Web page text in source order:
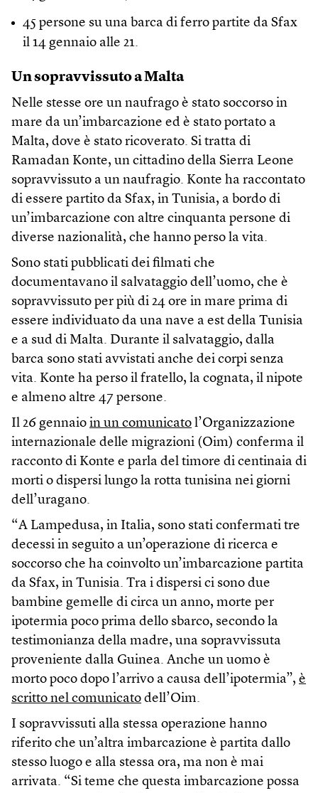
45 persone su una barca di ferro partite da Sfax
il 14 gennaio alle 21.
Un sopravvissuto a Malta
Nelle stesse ore un naufrago è stato soccorso in
mare da un’imbarcazione ed è stato portato a
Malta, dove è stato ricoverato. Si tratta di
Ramadan Konte, un cittadino della Sierra Leone
sopravvissuto a un naufragio. Konte ha raccontato
di essere partito da Sfax, in Tunisia, a bordo di
un’imbarcazione con altre cinquanta persone di
diverse nazionalità, che hanno perso la vita.
Sono stati pubblicati dei filmati che
documentavano il salvataggio dell’uomo, che è
sopravvissuto per più di 24 ore in mare prima di
essere individuato da una nave a est della Tunisia
e a sud di Malta. Durante il salvataggio, dalla
barca sono stati avvistati anche dei corpi senza
vita. Konte ha perso il fratello, la cognata, il nipote
e almeno altre 47 persone.
Il 26 gennaio in un comunicato l’Organizzazione
internazionale delle migrazioni (Oim) conferma il
racconto di Konte e parla del timore di centinaia di
morti o dispersi lungo la rotta tunisina nei giorni
dell’uragano.
“A Lampedusa, in Italia, sono stati confermati tre
decessi in seguito a un’operazione di ricerca e
soccorso che ha coinvolto un’imbarcazione partita
da Sfax, in Tunisia. Tra i dispersi ci sono due
bambine gemelle di circa un anno, morte per
ipotermia poco prima dello sbarco, secondo la
testimonianza della madre, una sopravvissuta
proveniente dalla Guinea. Anche un uomo è
morto poco dopo l’arrivo a causa dell’ipotermia”, è
scritto nel comunicato dell’Oim.
I sopravvissuti alla stessa operazione hanno
riferito che un’altra imbarcazione è partita dallo
stesso luogo e alla stessa ora, ma non è mai
arrivata. “Si teme che questa imbarcazione possa